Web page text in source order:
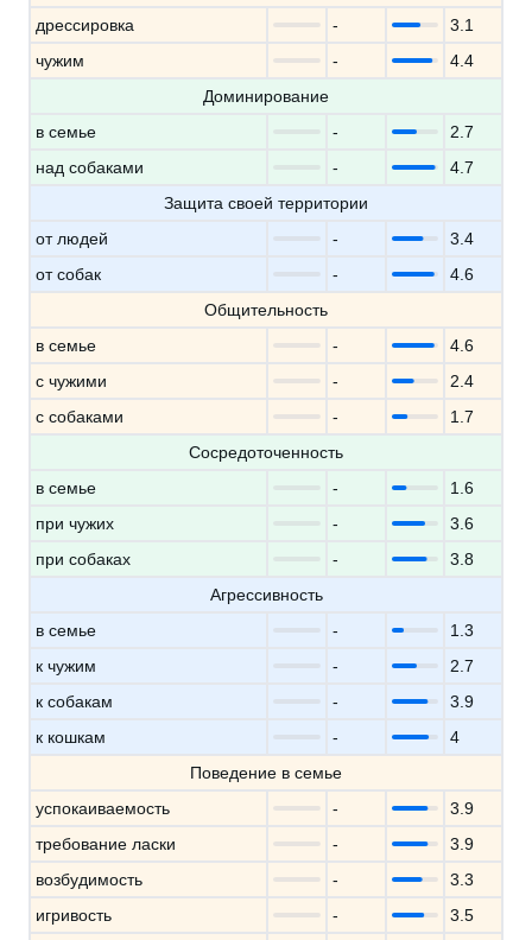
дрессировка
-
3.1
чужим
-
4.4
Доминирование
в семье
-
2.7
над собаками
-
4.7
Защита своей территории
от людей
-
3.4
от собак
-
4.6
Общительность
в семье
-
4.6
с чужими
-
2.4
с собаками
-
1.7
Сосредоточенность
в семье
-
1.6
при чужих
-
3.6
при собаках
-
3.8
Агрессивность
в семье
-
1.3
к чужим
-
2.7
к собакам
-
3.9
к кошкам
-
4
Поведение в семье
успокаиваемость
-
3.9
требование ласки
-
3.9
возбудимость
-
3.3
игривость
-
3.5